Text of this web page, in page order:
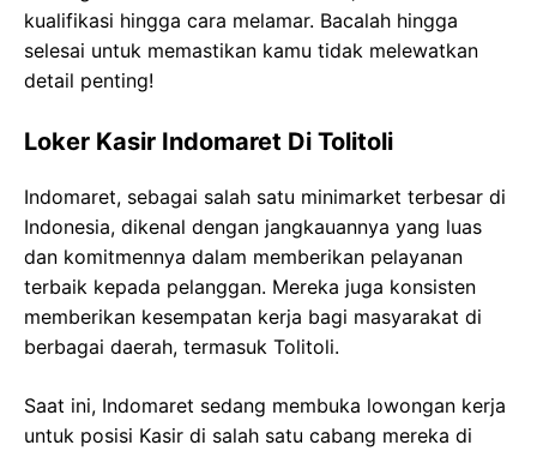
kualifikasi hingga cara melamar. Bacalah hingga
selesai untuk memastikan kamu tidak melewatkan
detail penting!
Loker Kasir Indomaret Di Tolitoli
Indomaret, sebagai salah satu minimarket terbesar di
Indonesia, dikenal dengan jangkauannya yang luas
dan komitmennya dalam memberikan pelayanan
terbaik kepada pelanggan. Mereka juga konsisten
memberikan kesempatan kerja bagi masyarakat di
berbagai daerah, termasuk Tolitoli.
Saat ini, Indomaret sedang membuka lowongan kerja
untuk posisi Kasir di salah satu cabang mereka di